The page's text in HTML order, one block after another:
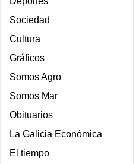
Sociedad
Cultura
Gráficos
Somos Agro
Somos Mar
Obituarios
La Galicia Económica
El tiempo